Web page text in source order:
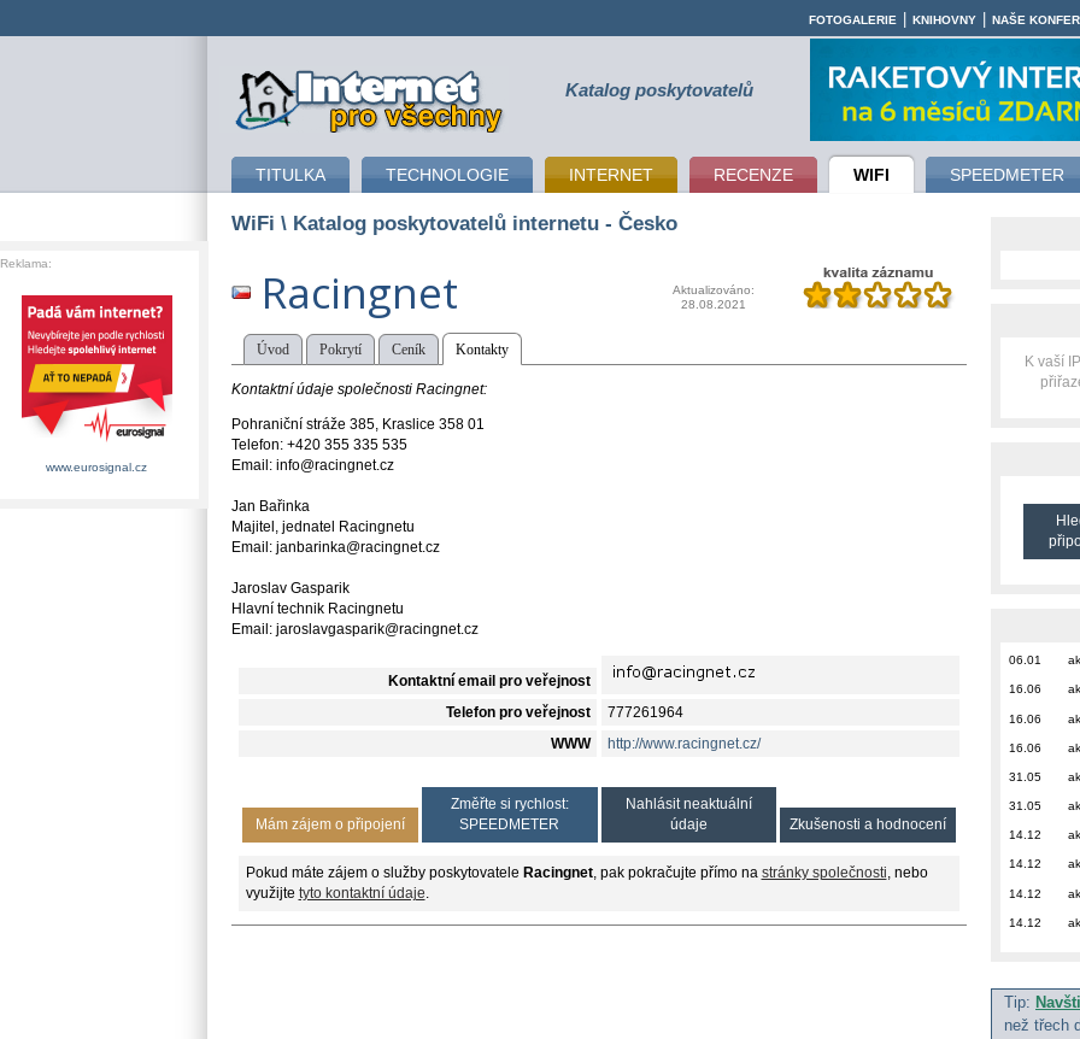
připojení k internetu Katalog poskytovatelů
TITULKA TECHNOLOGIE INTERNET RECENZE WIFI SPEEDMETER
FOTOGALERIE KNIHOVNY NAŠE
WiFi \ Katalog poskytovatelů internetu - Česko
Racingnet
Aktualizováno:
28.08.2021
Úvod Pokrytí Ceník Kontakty
Kontaktní údaje společnosti Racingnet:
Pohraniční stráže 385, Kraslice 358 01
Telefon: +420 355 335 535
Email: info@racingnet.cz
Jan Bařinka
Majitel, jednatel Racingnetu
Email: janbarinka@racingnet.cz
Jaroslav Gasparik
Hlavní technik Racingnetu
Email: jaroslavgasparik@racingnet.cz
Kontaktní email pro veřejnost
Telefon pro veřejnost 777261964
WWW http://www.racingnet.cz/
Mám zájem o připojení
Změřte si rychlost:
SPEEDMETER
Nahlásit neaktuální
údaje
Zkušenosti a hodnocení
Pokud máte zájem o služby poskytovatele Racingnet, pak pokračujte přímo na stránky společnosti , nebo
využijte tyto kontaktní údaje
K vaší
06.01
16.06
16.06
16.06
31.05
31.05
14.12
14.12
14.12
14.12
Tip:
než třech
Reklama:
www.eurosignal.cz